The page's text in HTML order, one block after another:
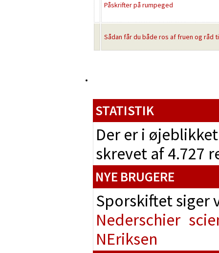
Påskrifter på rumpeged
Sådan får du både ros af fruen og råd
STATISTIK
Der er i
skrevet af 4.727
NYE BRUGERE
Sporskiftet
Nederschier
NEriksen